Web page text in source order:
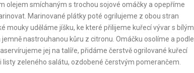
olejem smíchaným s trochou sojové omáčky a opepříme
Marinované plátky poté ogrilujeme z obou stran
uděláme jíšku, ke které přilijeme kuřecí vývar s bílým
nastrouhanou kůru z citronu. Omáčku osolíme a podle
jej na talíře, přidáme čerstvě ogrilované kuřecí
zeleného salátu, ozdobené čerstvým pomerančem.